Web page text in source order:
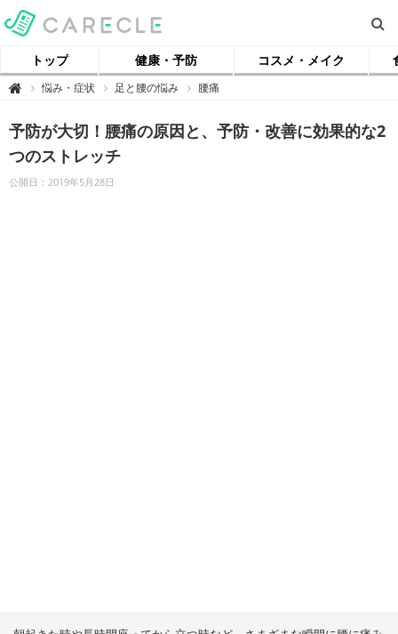
トップ 健康・予防 コスメ・メイク
 【
ル
】
悩み・症状 足と腰の悩み 腰痛
予防が大切！腰痛の原因と、予防・改善に効果的な2
つのストレッチ
公開日：2019年5月28日